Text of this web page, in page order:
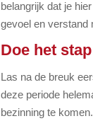
belangrijk dat je
gevoel en verstand
Doe het
Las na de breuk
deze periode
bezinning te